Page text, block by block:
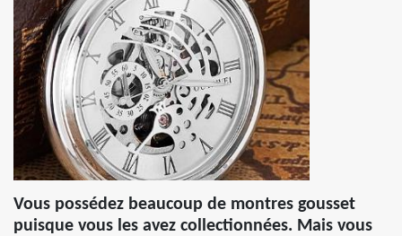
Vous possédez beaucoup de montres gousset
puisque vous les avez collectionnées. Mais vous